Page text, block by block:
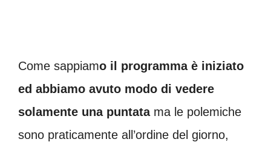
Come sappiamo il programma è iniziato
ed abbiamo avuto modo di vedere
solamente una puntatama le polemiche
sono praticamente all’ordine del giorno,